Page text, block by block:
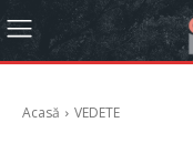
Acasă VEDETE